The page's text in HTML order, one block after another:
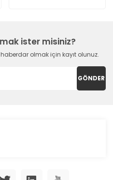
ister misiniz?
olmak için kayıt olunuz.
GÖNDER